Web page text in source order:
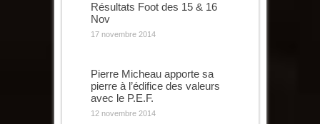
Résultats Foot des 15 & 16
Nov
17 novembre 2014
Pierre Micheau apporte sa
pierre à l’édifice des valeurs
avec le P.E.F.
12 novembre 2014